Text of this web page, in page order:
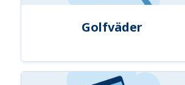
Golfväder